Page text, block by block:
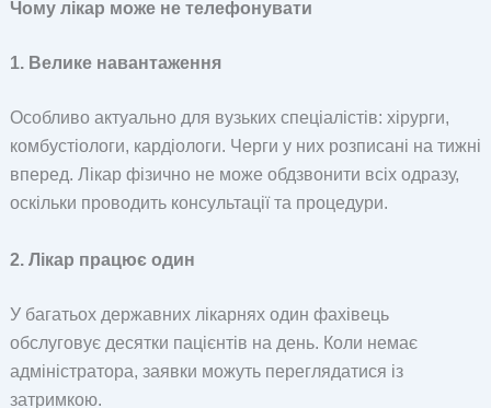
Чому лікар може не телефонувати
1. Велике навантаження
Особливо актуально для вузьких спеціалістів: хірурги,
комбустіологи, кардіологи. Черги у них розписані на тижні
вперед. Лікар фізично не може обдзвонити всіх одразу,
оскільки проводить консультації та процедури.
2. Лікар працює один
У багатьох державних лікарнях один фахівець
обслуговує десятки пацієнтів на день. Коли немає
адміністратора, заявки можуть переглядатися із
затримкою.